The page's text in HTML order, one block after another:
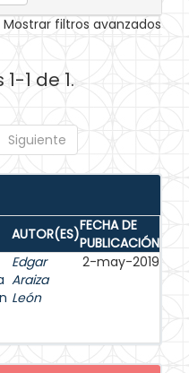
Mostrar filtros avanzados
1 de 1.
Siguiente
AUTOR(ES)FECHA DE
PUBLICACIÓN
Edgar
Araiza
León
2-may-2019